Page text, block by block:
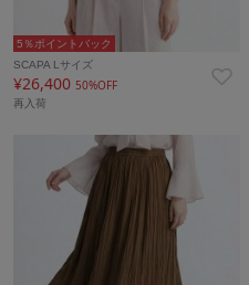
5％ポイントバック
SCAPA Lサイズ
¥26,400 50%OFF
再入荷